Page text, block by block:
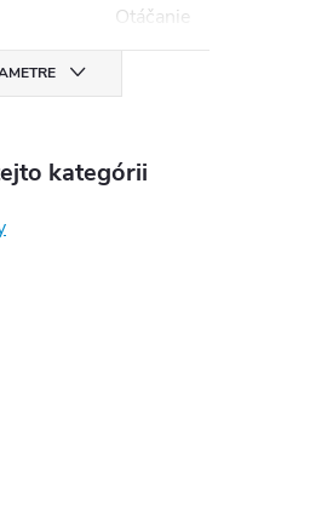
Otáčanie
kategórii